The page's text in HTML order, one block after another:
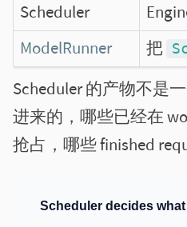
Scheduler
ModelRunner 把
Scheduler 的产物不是
进来的，哪些已经在
抢占，哪些 finished